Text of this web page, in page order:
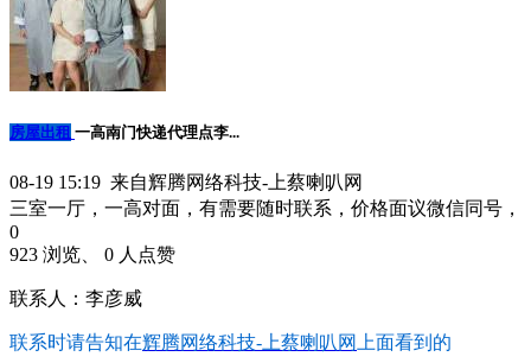
房屋出租 一高南门快递代理点李...
08-19 15:19 来自辉腾网络科技-上蔡喇叭网
三室一厅，一高对面，有需要随时联系，价格面议微信同号，
0
923 浏览、 0 人点赞
联系人：李彦威
联系时请告知在辉腾网络科技-上蔡喇叭网 上面看到的